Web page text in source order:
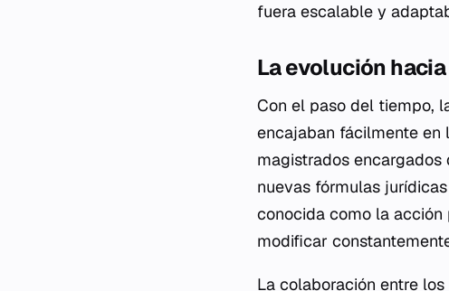
fuera escalable y
La evolución
Con el paso del tiempo,
encajaban fácilmente en
magistrados
nuevas fórmulas
conocida como la acción
modificar
La colaboración entre